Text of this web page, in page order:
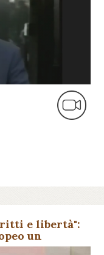
e libertà":
un